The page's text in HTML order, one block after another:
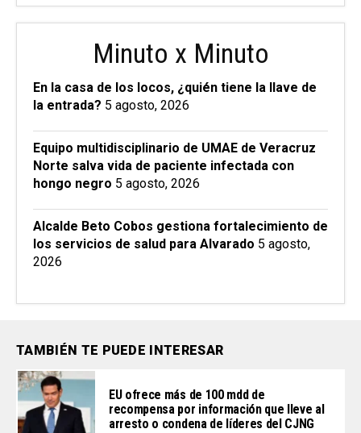
Minuto x Minuto
En la casa de los locos, ¿quién tiene la llave de
la entrada? 5 agosto, 2026
Equipo multidisciplinario de UMAE de Veracruz
Norte salva vida de paciente infectada con
hongo negro 5 agosto, 2026
Alcalde Beto Cobos gestiona fortalecimiento de
los servicios de salud para Alvarado 5 agosto,
2026
TAMBIÉN TE PUEDE INTERESAR
EU ofrece más de 100 mdd de
recompensa por información que lleve al
arresto o condena de líderes del CJNG